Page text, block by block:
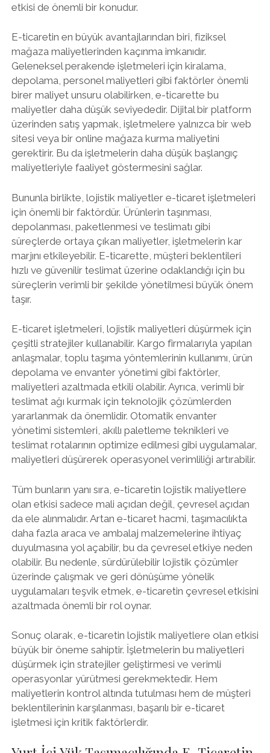
etkisi de önemli bir konudur.
E-ticaretin en büyük avantajlarından biri, fiziksel
mağaza maliyetlerinden kaçınma imkanıdır.
Geleneksel perakende işletmeleri için kiralama,
depolama, personel maliyetleri gibi faktörler önemli
birer maliyet unsuru olabilirken, e-ticarette bu
maliyetler daha düşük seviyededir. Dijital bir platform
üzerinden satış yapmak, işletmelere yalnızca bir web
sitesi veya bir online mağaza kurma maliyetini
gerektirir. Bu da işletmelerin daha düşük başlangıç
maliyetleriyle faaliyet göstermesini sağlar.
Bununla birlikte, lojistik maliyetler e-ticaret işletmeleri
için önemli bir faktördür. Ürünlerin taşınması,
depolanması, paketlenmesi ve teslimatı gibi
süreçlerde ortaya çıkan maliyetler, işletmelerin kar
marjını etkileyebilir. E-ticarette, müşteri beklentileri
hızlı ve güvenilir teslimat üzerine odaklandığı için bu
süreçlerin verimli bir şekilde yönetilmesi büyük önem
taşır.
E-ticaret işletmeleri, lojistik maliyetleri düşürmek için
çeşitli stratejiler kullanabilir. Kargo firmalarıyla yapılan
anlaşmalar, toplu taşıma yöntemlerinin kullanımı, ürün
depolama ve envanter yönetimi gibi faktörler,
maliyetleri azaltmada etkili olabilir. Ayrıca, verimli bir
teslimat ağı kurmak için teknolojik çözümlerden
yararlanmak da önemlidir. Otomatik envanter
yönetimi sistemleri, akıllı paletleme teknikleri ve
teslimat rotalarının optimize edilmesi gibi uygulamalar,
maliyetleri düşürerek operasyonel verimliliği artırabilir.
Tüm bunların yanı sıra, e-ticaretin lojistik maliyetlere
olan etkisi sadece mali açıdan değil, çevresel açıdan
da ele alınmalıdır. Artan e-ticaret hacmi, taşımacılıkta
daha fazla araca ve ambalaj malzemelerine ihtiyaç
duyulmasına yol açabilir, bu da çevresel etkiye neden
olabilir. Bu nedenle, sürdürülebilir lojistik çözümler
üzerinde çalışmak ve geri dönüşüme yönelik
uygulamaları teşvik etmek, e-ticaretin çevresel etkisini
azaltmada önemli bir rol oynar.
Sonuç olarak, e-ticaretin lojistik maliyetlere olan etkisi
büyük bir öneme sahiptir. İşletmelerin bu maliyetleri
düşürmek için stratejiler geliştirmesi ve verimli
operasyonlar yürütmesi gerekmektedir. Hem
maliyetlerin kontrol altında tutulması hem de müşteri
beklentilerinin karşılanması, başarılı bir e-ticaret
işletmesi için kritik faktörlerdir.